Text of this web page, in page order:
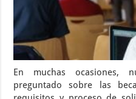
En muchas ocasiones,
preguntado sobre las